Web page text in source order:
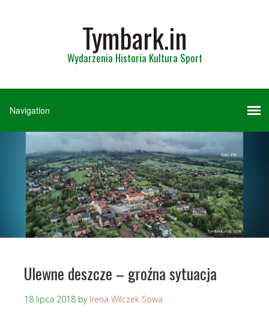
Tymbark.in
Wydarzenia Historia Kultura Sport
Ulewne deszcze – groźna sytuacja
18 lipca 2018 by Irena Wilczek Sowa